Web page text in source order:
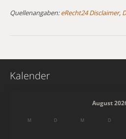
Quellenangaben:eRecht24 Disclaimer,
Kalender
August
M D M D